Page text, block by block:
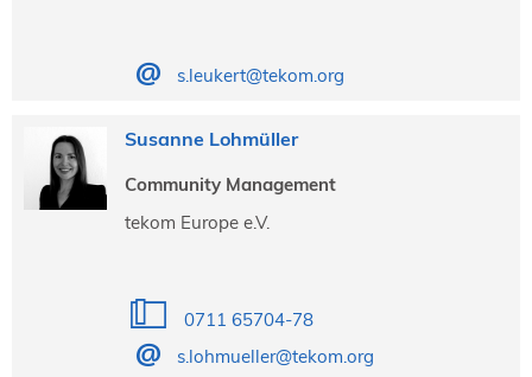
s.leukert@tekom.org
Susanne Lohmüller
Community Management
tekom Europe e.V.
0711 65704-78
s.lohmueller@tekom.org